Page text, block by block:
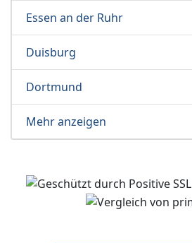
Essen an der Ruhr
Duisburg
Dortmund
Mehr anzeigen